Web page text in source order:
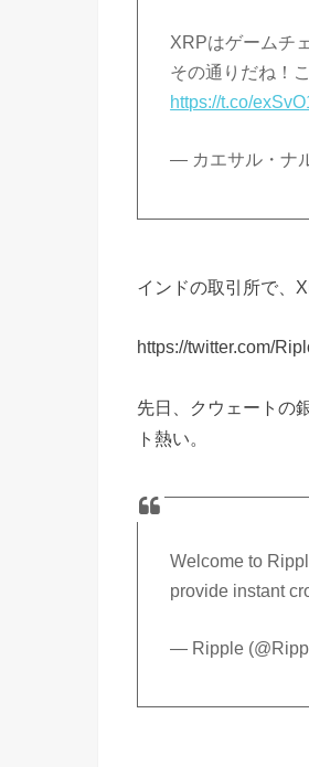
XRPはゲームチ
その通りだね！
https://t.co/
— カエサル・ナ
インドの取引所で、
https://twitter.com/
先日、クウェートの
ト熱い。
Welcome to
provide instant
— Ripple